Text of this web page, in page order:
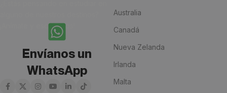
¡Anímate y escríbenos!
Envíanos un
WhatsApp
Australia
Canadá
Nueva Zelanda
Irlanda
Malta